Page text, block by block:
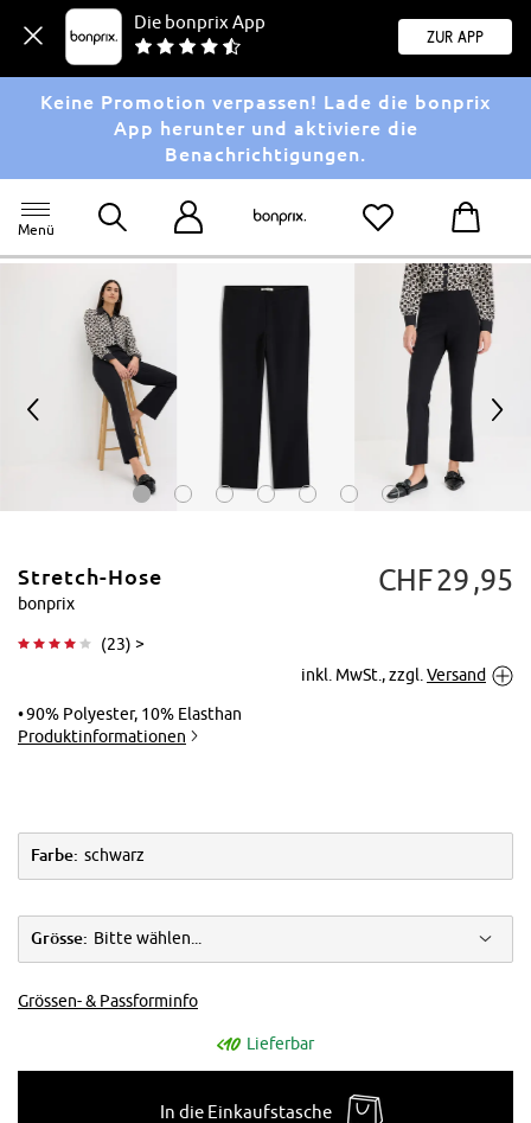
Die bonprix App
Zur App
Keine Promotion verpassen! Lade die bonprix
App herunter und aktiviere die
Benachrichtigungen.
Menü
Tippen zum
< >
Stretch-Hose
bonprix
(23) >
CHF29 95
inkl. MwSt., zzgl. Versand
90% Polyester, 10% Elasthan
Produktinformationen
Farbe: schwarz
Grösse: Bitte wählen...
Grössen- & Passforminfo
Lieferbar
In die Einkaufstasche